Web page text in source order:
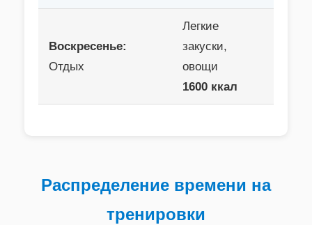
Воскресенье:
Отдых
Легкие
закуски,
овощи
1600 ккал
Распределение времени на
тренировки